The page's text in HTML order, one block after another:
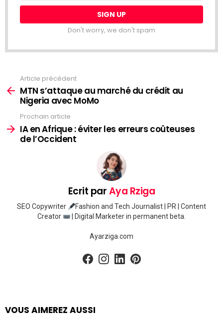
Don't worry, we don't spam
plus
Article précédent
MTN s’attaque au marché du crédit au
Nigeria avec MoMo
Prochain article
IA en Afrique : éviter les erreurs coûteuses
de l’Occident
Ecrit parAya Rziga
SEO Copywriter
Fashion and Tech Journalist | PR | Content
Creator
| Digital Marketer in permanent beta.
Ayarziga.com
facebookinstagram
linkedin
VOUS AIMEREZ AUSSI